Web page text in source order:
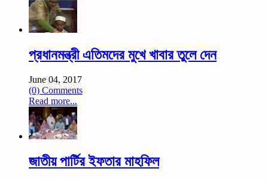
প্রধানমন্ত্রী এতিমদের মুখে খাবার তুলে দেন
June 04, 2017
(0) Comments
Read more...
জাতীয় পার্টির ইফতার মাহফিল